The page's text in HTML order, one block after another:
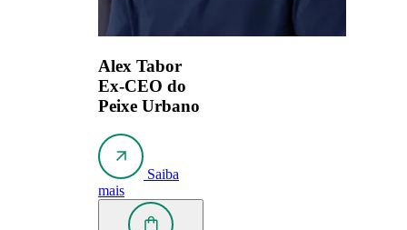
Alex Tabor
Ex-CEO do
Peixe Urbano
Saiba
mais